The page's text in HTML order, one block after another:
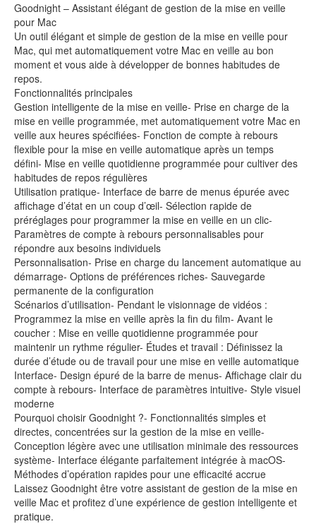
Goodnight – Assistant élégant de gestion de la mise en veille
pour Mac
Un outil élégant et simple de gestion de la mise en veille pour
Mac, qui met automatiquement votre Mac en veille au bon
moment et vous aide à développer de bonnes habitudes de
repos.
Fonctionnalités principales
Gestion intelligente de la mise en veille- Prise en charge de la
mise en veille programmée, met automatiquement votre Mac en
veille aux heures spécifiées- Fonction de compte à rebours
flexible pour la mise en veille automatique après un temps
défini- Mise en veille quotidienne programmée pour cultiver des
habitudes de repos régulières
Utilisation pratique- Interface de barre de menus épurée avec
affichage d’état en un coup d’œil- Sélection rapide de
préréglages pour programmer la mise en veille en un clic-
Paramètres de compte à rebours personnalisables pour
répondre aux besoins individuels
Personnalisation- Prise en charge du lancement automatique au
démarrage- Options de préférences riches- Sauvegarde
permanente de la configuration
Scénarios d’utilisation- Pendant le visionnage de vidéos :
Programmez la mise en veille après la fin du film- Avant le
coucher : Mise en veille quotidienne programmée pour
maintenir un rythme régulier- Études et travail : Définissez la
durée d’étude ou de travail pour une mise en veille automatique
Interface- Design épuré de la barre de menus- Affichage clair du
compte à rebours- Interface de paramètres intuitive- Style visuel
moderne
Pourquoi choisir Goodnight ?- Fonctionnalités simples et
directes, concentrées sur la gestion de la mise en veille-
Conception légère avec une utilisation minimale des ressources
système- Interface élégante parfaitement intégrée à macOS-
Méthodes d’opération rapides pour une efficacité accrue
Laissez Goodnight être votre assistant de gestion de la mise en
veille Mac et profitez d’une expérience de gestion intelligente et
pratique.